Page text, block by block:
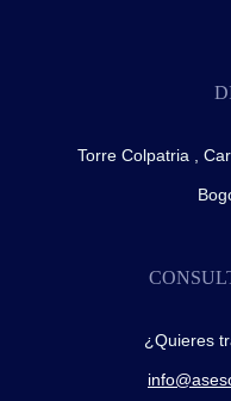
Torre Colpatria ,
¿Quieres